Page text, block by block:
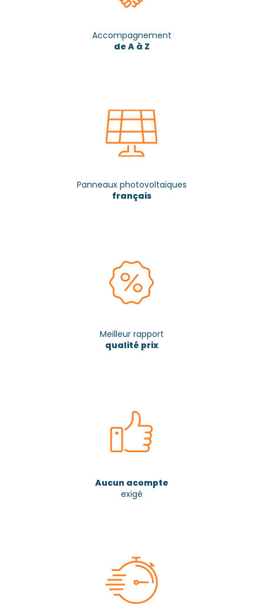
Accompagnement
de A à Z
Panneaux photovoltaïques
français
Meilleur rapport
qualité prix
Aucun acompte
exigé